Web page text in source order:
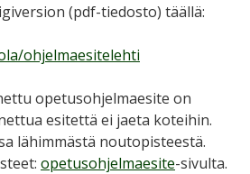
(pdf-tiedosto) täällä:
ohjelmaesitelehti
opetusohjelmaesite on
esitettä ei jaeta koteihin.
lähimmästä noutopisteestä.
opetusohjelmaesite-sivulta.